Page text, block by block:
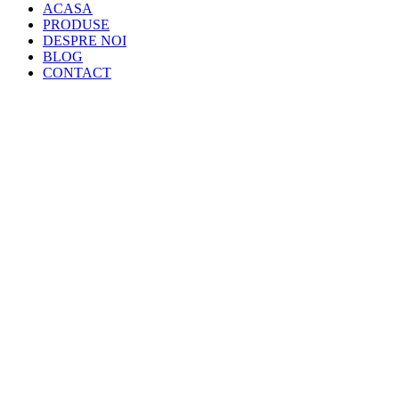
ACASA
PRODUSE
DESPRE NOI
BLOG
CONTACT